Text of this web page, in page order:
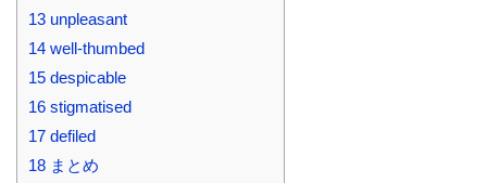
13 unpleasant
14 well-thumbed
15 despicable
16 stigmatised
17 defiled
18 まとめ